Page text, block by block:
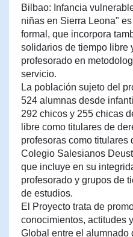
Bilbao: Infancia
niñas en Sierra Leona"
formal, que incorpora
solidarios de tiempo libre
profesorado en
servicio.
La población sujeto del
524 alumnas desde
292 chicos y 255 chicas
libre como titulares de
profesoras como titulares
Colegio Salesianos
que incluye en su
profesorado y grupos de
de estudios.
El Proyecto trata de
conocimientos, actitudes
Global entre el alumnado